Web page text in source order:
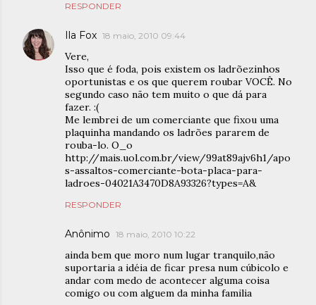
RESPONDER
Ila Fox 18 maio, 2010 09:44
Vere,
Isso que é foda, pois existem os ladrõezinhos
oportunistas e os que querem roubar VOCÊ. No
segundo caso não tem muito o que dá para
fazer. :(
Me lembrei de um comerciante que fixou uma
plaquinha mandando os ladrões pararem de
rouba-lo. O_o
http://mais.uol.com.br/view/99at89ajv6h1/apo
s-assaltos-comerciante-bota-placa-para-
ladroes-04021A3470D8A93326?types=A&
RESPONDER
Anônimo 18 maio, 2010 10:22
ainda bem que moro num lugar tranquilo,não
suportaria a idéia de ficar presa num cúbicolo e
andar com medo de acontecer alguma coisa
comigo ou com alguem da minha familia